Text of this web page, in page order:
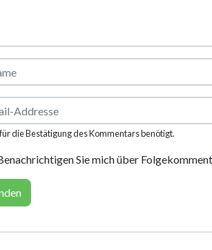
die Bestätigung des Kommentars benötigt.
Sie mich über